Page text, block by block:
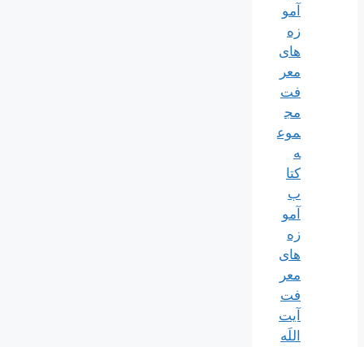
آمو
زه
های
معر
فت
مج
موع
ه
کتا
ب
آمو
زه
های
معر
فت
آیت
اللَه